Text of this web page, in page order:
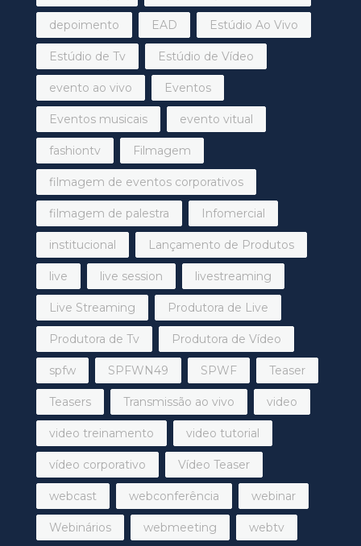
depoimento EAD Estúdio Ao Vivo
Estúdio de Tv Estúdio de Vídeo
evento ao vivo Eventos
Eventos musicais evento vitual
fashiontv Filmagem
filmagem de eventos corporativos
filmagem de palestra Infomercial
institucional Lançamento de Produtos
live live session livestreaming
Live Streaming Produtora de Live
Produtora de Tv Produtora de Vídeo
spfw SPFWN49 SPWF Teaser
Teasers Transmissão ao vivo video
video treinamento video tutorial
vídeo corporativo Vídeo Teaser
webcast webconferência webinar
Webinários webmeeting webtv